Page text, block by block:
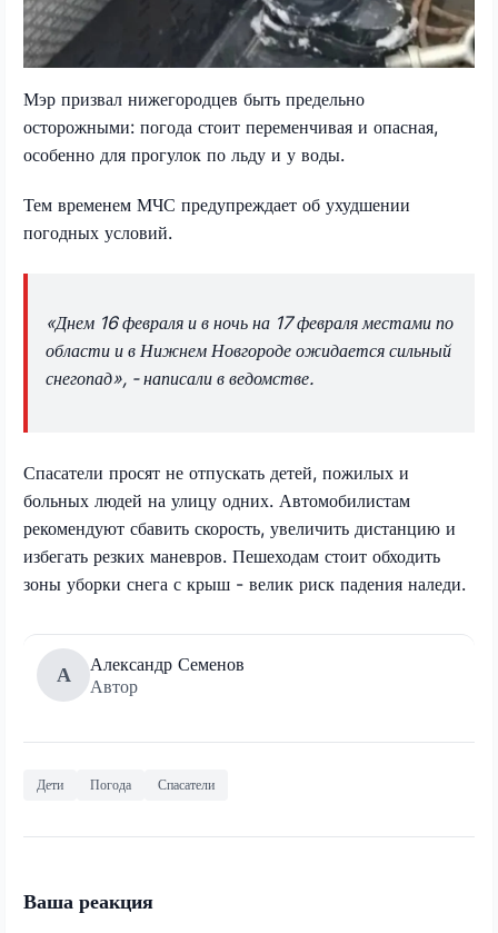
Мэр призвал нижегородцев быть предельно
осторожными: погода стоит переменчивая и опасная,
особенно для прогулок по льду и у воды.
Тем временем МЧС предупреждает об ухудшении
погодных условий.
«Днем 16 февраля и в ночь на 17 февраля местами по
области и в Нижнем Новгороде ожидается сильный
снегопад», - написали в ведомстве.
Спасатели просят не отпускать детей, пожилых и
больных людей на улицу одних. Автомобилистам
рекомендуют сбавить скорость, увеличить дистанцию и
избегать резких маневров. Пешеходам стоит обходить
зоны уборки снега с крыш - велик риск падения наледи.
А
Александр Семенов
Автор
Дети Погода Спасатели
Ваша реакция